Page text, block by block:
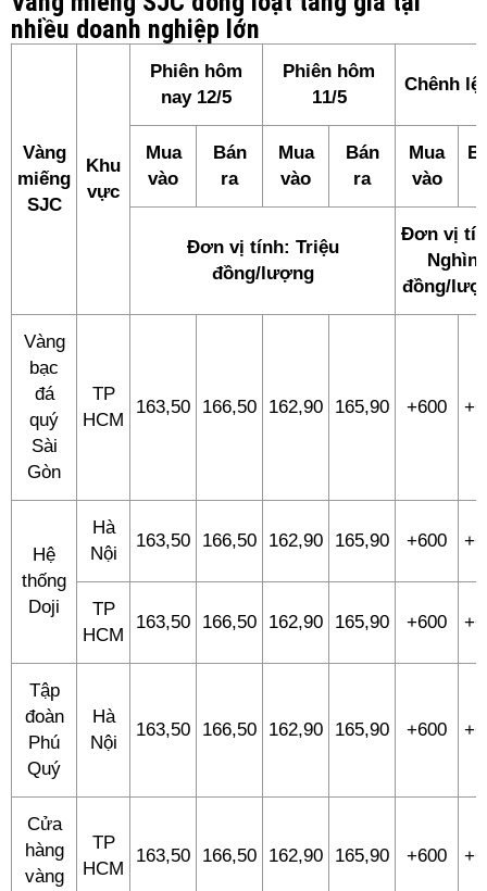
nhiều doanh nghiệp lớn
Vàng
miếng
SJC
Khu
vực
Phiên hôm
nay 12/5
Phiên hôm
11/5
Chênh
Mua
vào
Bán
ra
Mua
vào
Bán
ra
Mua
vào
Đơn vị tính: Triệu
đồng/lượng
Đơn vị
Nghìn
đồng/
Vàng
bạc
đá
quý
Sài
Gòn
TP
HCM
163,50 166,50 162,90 165,90 +600
Hệ
thống
Doji
Hà
Nội
163,50 166,50 162,90 165,90 +600
TP
HCM
163,50 166,50 162,90 165,90 +600
Tập
đoàn
Phú
Quý
Hà
Nội
163,50 166,50 162,90 165,90 +600
Cửa
hàng
vàng
TP
HCM
163,50 166,50 162,90 165,90 +600